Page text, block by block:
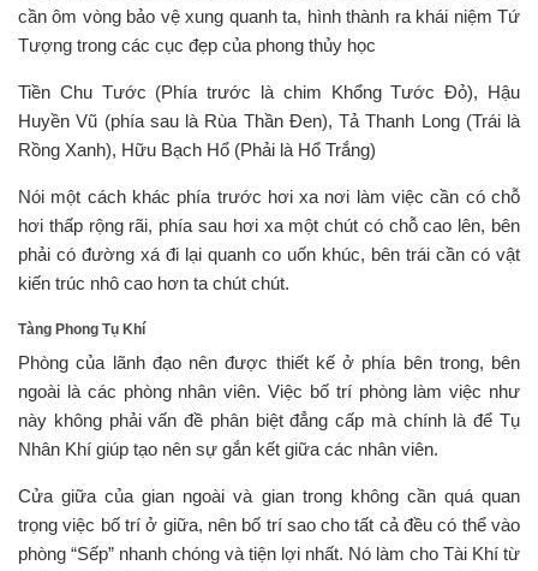
cần ôm vòng bảo vệ xung quanh ta, hình thành ra khái niệm Tứ
Tượng trong các cục đẹp của phong thủy học
Tiền Chu Tước (Phía trước là chim Khổng Tước Đỏ), Hậu
Huyền Vũ (phía sau là Rùa Thần Đen), Tả Thanh Long (Trái là
Rồng Xanh), Hữu Bạch Hổ (Phải là Hổ Trắng)
Nói một cách khác phía trước hơi xa nơi làm việc cần có chỗ
hơi thấp rộng rãi, phía sau hơi xa một chút có chỗ cao lên, bên
phải có đường xá đi lại quanh co uốn khúc, bên trái cần có vật
kiến trúc nhô cao hơn ta chút chút.
Tàng Phong Tụ Khí
Phòng của lãnh đạo nên được thiết kế ở phía bên trong, bên
ngoài là các phòng nhân viên. Việc bố trí phòng làm việc như
này không phải vấn đề phân biệt đẳng cấp mà chính là để Tụ
Nhân Khí giúp tạo nên sự gắn kết giữa các nhân viên.
Cửa giữa của gian ngoài và gian trong không cần quá quan
trọng việc bố trí ở giữa, nên bố trí sao cho tất cả đều có thể vào
phòng “Sếp” nhanh chóng và tiện lợi nhất. Nó làm cho Tài Khí từ